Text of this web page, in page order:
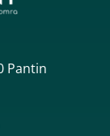
Pantin